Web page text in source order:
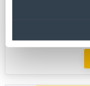
Lanza tu proyecto
para alojar